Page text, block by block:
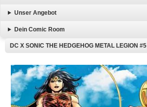
Unser Angebot
Dein Comic Room
DC X SONIC THE HEDGEHOG METAL LEGION #5